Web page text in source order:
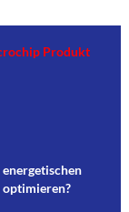
Produkt
optimieren?